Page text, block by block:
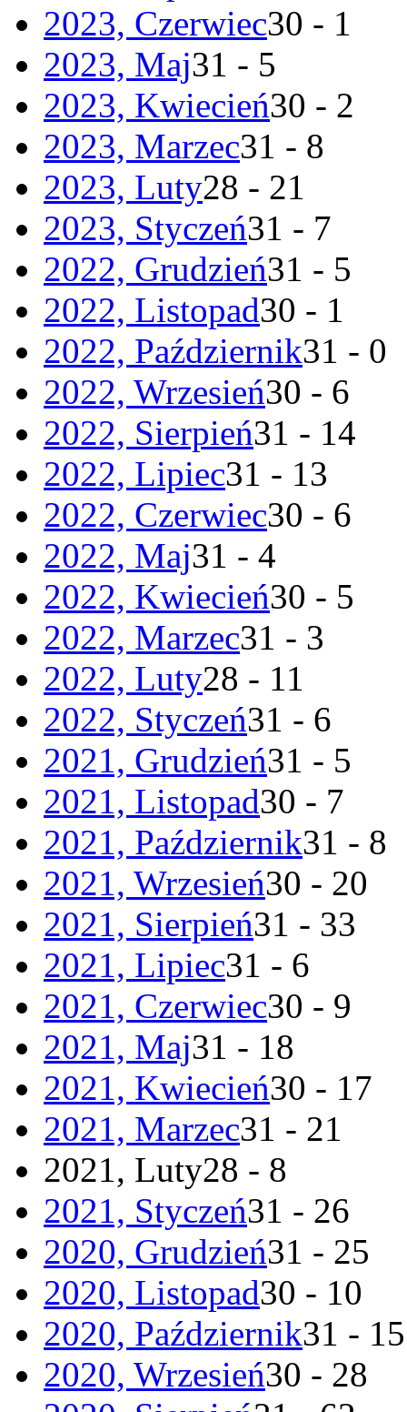
2023, Czerwiec30 - 1
2023, Maj31 - 5
2023, Kwiecień30 - 2
2023, Marzec31 - 8
2023, Luty28 - 21
2023, Styczeń31 - 7
2022, Grudzień31 - 5
2022, Listopad30 - 1
2022, Październik31 - 0
2022, Wrzesień30 - 6
2022, Sierpień31 - 14
2022, Lipiec31 - 13
2022, Czerwiec30 - 6
2022, Maj31 - 4
2022, Kwiecień30 - 5
2022, Marzec31 - 3
2022, Luty28 - 11
2022, Styczeń31 - 6
2021, Grudzień31 - 5
2021, Listopad30 - 7
2021, Październik31 - 8
2021, Wrzesień30 - 20
2021, Sierpień31 - 33
2021, Lipiec31 - 6
2021, Czerwiec30 - 9
2021, Maj31 - 18
2021, Kwiecień30 - 17
2021, Marzec31 - 21
2021, Luty28 - 8
2021, Styczeń31 - 26
2020, Grudzień31 - 25
2020, Listopad30 - 10
2020, Październik31 - 15
2020, Wrzesień30 - 28